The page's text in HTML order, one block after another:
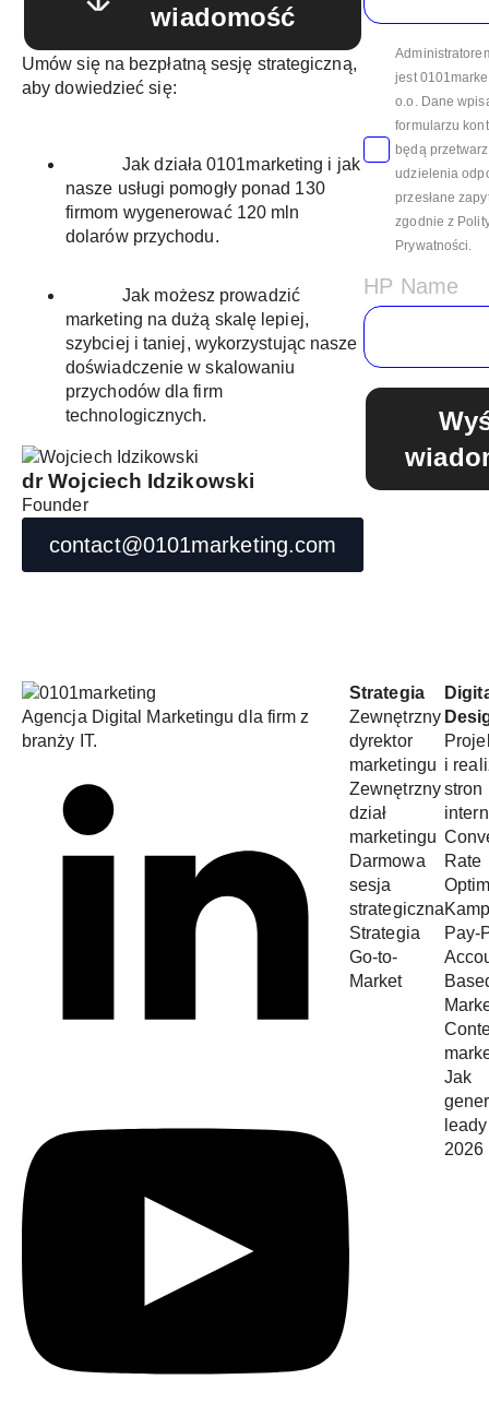
wiadomość
Umów się na bezpłatną sesję strategiczną,
aby dowiedzieć się:
Jak działa 0101marketing i jak
nasze usługi pomogły ponad 130
firmom wygenerować 120 mln
dolarów przychodu.
Jak możesz prowadzić
marketing na dużą skalę lepiej,
szybciej i taniej, wykorzystując nasze
doświadczenie w skalowaniu
przychodów dla firm
technologicznych.
dr Wojciech Idzikowski
Founder
contact@0101marketing.com
jest
o.o. Dane
formularzu
będą
udzielenia
przesłane
zgodnie z
Prywatności.
HP Name
Agencja Digital Marketingu dla firm z
branży IT.
Strategia
Zewnętrzny
dyrektor
marketingu
Zewnętrzny
dział
marketingu
Darmowa
sesja
strategiczna
Strategia
Go-to-
Market
i
stron
Rate
Pay-
Jak
2026